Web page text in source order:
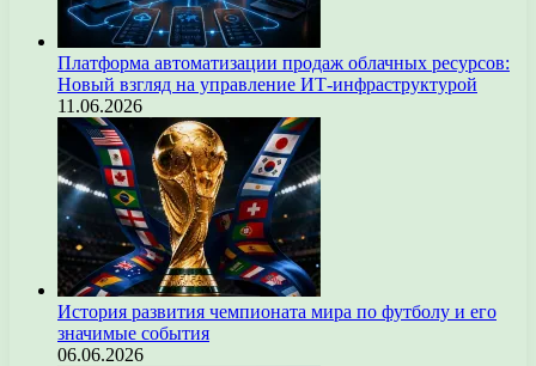
Платформа автоматизации продаж облачных ресурсов:
Новый взгляд на управление ИТ-инфраструктурой
11.06.2026
История развития чемпионата мира по футболу и его
значимые события
06.06.2026